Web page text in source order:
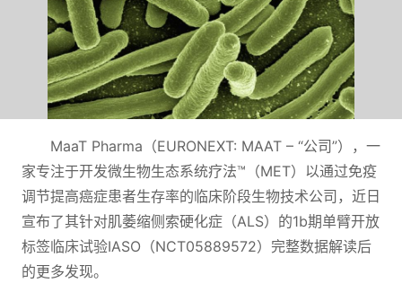
MaaT Pharma（EURONEXT: MAAT – “公司”），一
家专注于开发微生物生态系统疗法™（MET）以通过免疫
调节提高癌症患者生存率的临床阶段生物技术公司，近日
宣布了其针对肌萎缩侧索硬化症（ALS）的1b期单臂开放
标签临床试验IASO（NCT05889572）完整数据解读后
的更多发现。